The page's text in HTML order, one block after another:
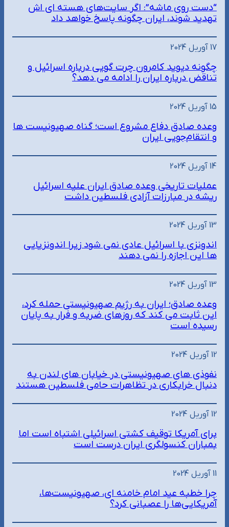
“دست روی ماشه”: اگر سایت‌های هسته ای اش
تهدید شوند، ایران چگونه پاسخ خواهد داد
17 آوریل 2024
چگونه دیوید کامرون چرت گویی درباره اسرائیل و
تناقض درباره ایران را ادامه می دهد؟
15 آوریل 2024
وعده صادق دفاع مشروع است؛ گناه صهیونیست ها
و انتقام‌جویی ایران
14 آوریل 2024
عملیات تاریخی وعده صادق ایران علیه اسرائیل
ریشه در مبارزات آزادی فلسطین داشت
13 آوریل 2024
اندونزی با اسرائیل عادی نمی شود زیرا اندونزیایی
ها این اجازه را نمی دهند
13 آوریل 2024
وعده صادق؛ ایران به رژیم صهیونیستی حمله کرد،
این ثابت می کند که روزهای ضربه و فرار به پایان
رسیده است
12 آوریل 2024
نفوذی های صهیونیستی در خیابان های لندن به
دنبال خرابکاری در تظاهرات حامی فلسطین هستند
12 آوریل 2024
برای آمریکا توقیف کشتی اسرائیلی اشتباه است اما
بمباران کنسولگری ایران درست است
11 آوریل 2024
چرا خطبه عید امام خامنه ای، صهیونیست‌ها،
آمریکایی‌ها را عصبانی کرد؟